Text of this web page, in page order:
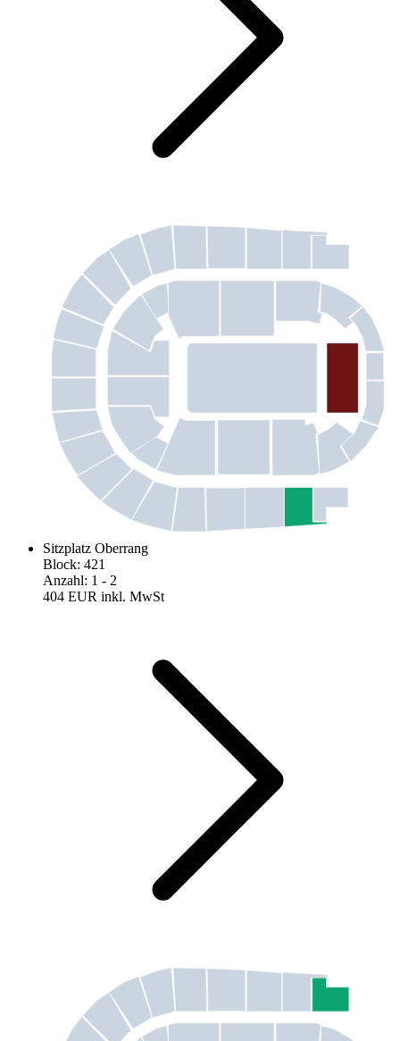
Sitzplatz Oberrang
Block: 421
Anzahl: 1 - 2
404 EUR inkl. MwSt